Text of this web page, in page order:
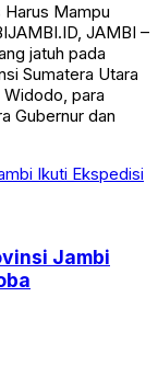
Mampu
JAMBI –
jatuh pada
Sumatera Utara
para
Gubernur dan
Jambi